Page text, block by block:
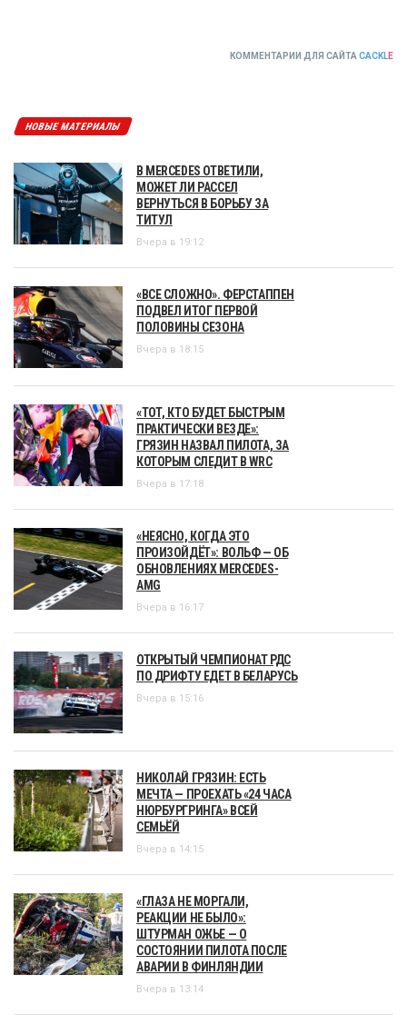
КОММЕНТАРИИ ДЛЯ САЙТА CACKLE
НОВЫЕ МАТЕРИАЛЫ
В MERCEDES ОТВЕТИЛИ,
МОЖЕТ ЛИ РАССЕЛ
ВЕРНУТЬСЯ В БОРЬБУ ЗА
ТИТУЛ
Вчера в 19:12
«ВСЕ СЛОЖНО». ФЕРСТАППЕН
ПОДВЕЛ ИТОГ ПЕРВОЙ
ПОЛОВИНЫ СЕЗОНА
Вчера в 18:15
«ТОТ, КТО БУДЕТ БЫСТРЫМ
ПРАКТИЧЕСКИ ВЕЗДЕ»:
ГРЯЗИН НАЗВАЛ ПИЛОТА, ЗА
КОТОРЫМ СЛЕДИТ В WRC
Вчера в 17:18
«НЕЯСНО, КОГДА ЭТО
ПРОИЗОЙДЁТ»: ВОЛЬФ — ОБ
ОБНОВЛЕНИЯХ MERCEDES-
AMG
Вчера в 16:17
ОТКРЫТЫЙ ЧЕМПИОНАТ РДС
ПО ДРИФТУ ЕДЕТ В БЕЛАРУСЬ
Вчера в 15:16
НИКОЛАЙ ГРЯЗИН: ЕСТЬ
МЕЧТА — ПРОЕХАТЬ «24 ЧАСА
НЮРБУРГРИНГА» ВСЕЙ
СЕМЬЁЙ
Вчера в 14:15
«ГЛАЗА НЕ МОРГАЛИ,
РЕАКЦИИ НЕ БЫЛО»:
ШТУРМАН ОЖЬЕ — О
СОСТОЯНИИ ПИЛОТА ПОСЛЕ
АВАРИИ В ФИНЛЯНДИИ
Вчера в 13:14